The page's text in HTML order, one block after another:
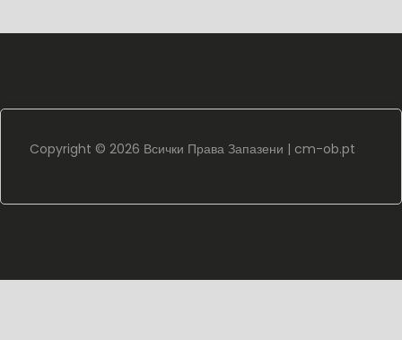
Copyright © 2026 Всички Права Запазени | cm-ob.pt